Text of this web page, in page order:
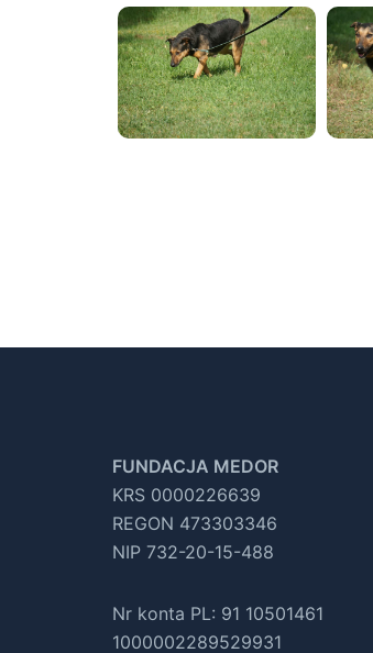
FUNDACJA MEDOR
KRS 0000226639
REGON 473303346
NIP 732-20-15-488
Nr konta PL: 91 10501461
1000002289529931